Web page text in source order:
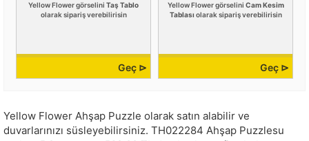
Yellow Flower görselini Taş Tablo
olarak sipariş verebilirisin
Geç ⊳
Yellow Flower görselini Cam Kesim
Tablası olarak sipariş verebilirisin
Geç ⊳
Yellow Flower Ahşap Puzzle olarak satın alabilir ve
duvarlarınızı süsleyebilirsiniz. TH022284 Ahşap Puzzlesu